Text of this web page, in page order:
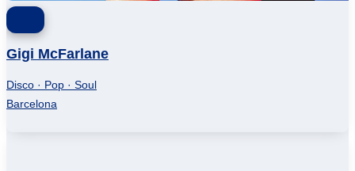
Gigi McFarlane
Disco · Pop · Soul
Barcelona